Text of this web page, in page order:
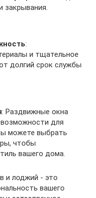
закрывания.
:
и тщательное
долгий срок службы
: Раздвижные окна
для
можете выбрать
чтобы
вашего дома.
и лоджий - это
вашего